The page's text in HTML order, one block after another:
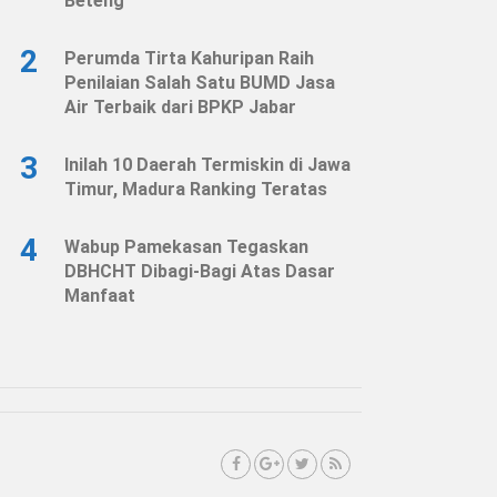
2
Perumda Tirta Kahuripan Raih
Penilaian Salah Satu BUMD Jasa
Air Terbaik dari BPKP Jabar
3
Inilah 10 Daerah Termiskin di Jawa
Timur, Madura Ranking Teratas
4
Wabup Pamekasan Tegaskan
DBHCHT Dibagi-Bagi Atas Dasar
Manfaat